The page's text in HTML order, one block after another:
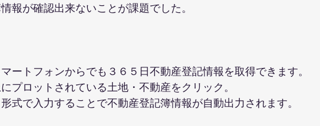
報が確認出来ないことが課題でした。
ートフォンからでも３６５日不動産登記情報を取得できます。
プロットされている土地・不動産をクリック。
式で入力することで不動産登記簿情報が自動出力されます。